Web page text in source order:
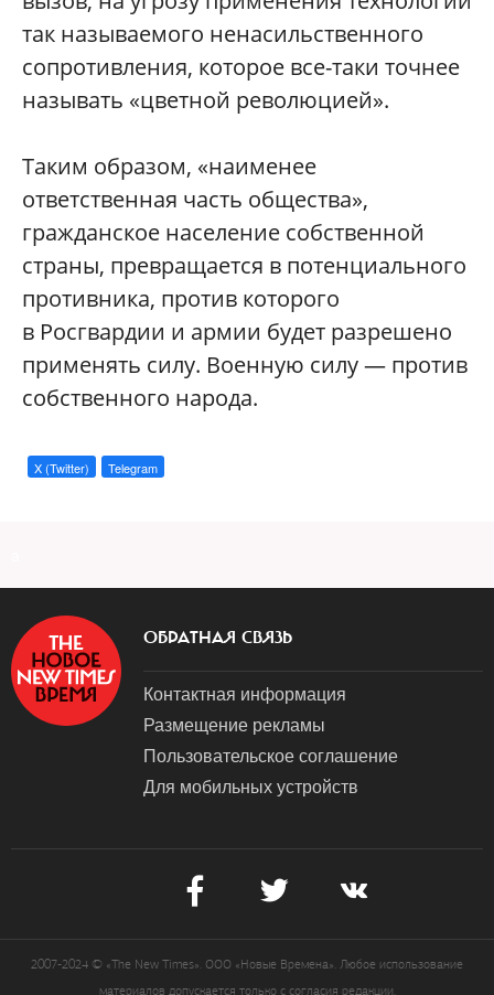
так называемого ненасильственного
сопротивления, которое все-таки точнее
называть «цветной революцией».
Таким образом, «наименее
ответственная часть общества»,
гражданское население собственной
страны, превращается в потенциального
противника, против которого
в Росгвардии и армии будет разрешено
применять силу. Военную силу — против
собственного народа.
X (Twitter) Telegram
ОБРАТНАЯ СВЯЗЬ
Контактная информация
Размещение рекламы
Пользовательское соглашение
Для мобильных устройств
2007-2024 © «The New Times». ООО «Новые Времена». Любое использование
материалов допускается только с согласия редакции.